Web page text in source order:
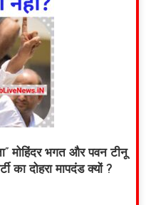
मोहिंदर भगत और पवन टीनू
का दोहरा मापदंड क्यों ?